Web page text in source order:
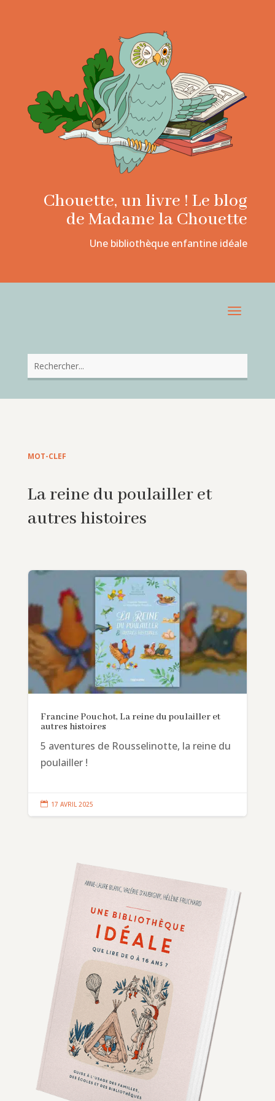
Chouette, un livre ! Le blog
de Madame la Chouette
Une bibliothèque enfantine idéale
MOT-CLEF
La reine du poulailler et
autres histoires
Francine Pouchot, La reine du poulailler et
autres histoires
5 aventures de Rousselinotte, la reine du
poulailler !
 17 AVRIL 2025